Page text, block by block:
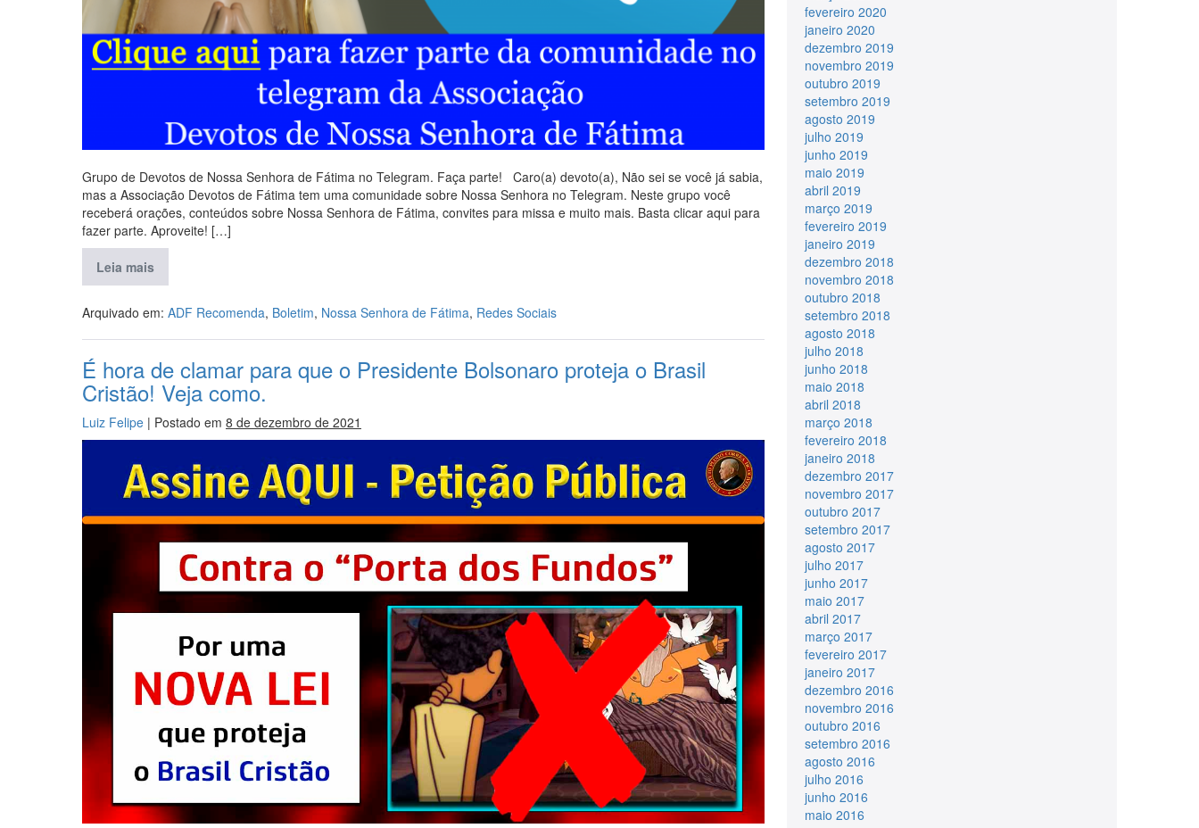
Grupo de Devotos de Nossa Senhora de Fátima no Telegram. Faça parte! Caro(a) devoto(a), Não sei se você já sabia,
mas a Associação Devotos de Fátima tem uma comunidade sobre Nossa Senhora no Telegram. Neste grupo você
receberá orações, conteúdos sobre Nossa Senhora de Fátima, convites para missa e muito mais. Basta clicar aqui para
fazer parte. Aproveite! […]
Leia mais
Arquivado em: ADF Recomenda, Boletim, Nossa Senhora de Fátima, Redes Sociais
É hora de clamar para que o Presidente Bolsonaro proteja o Brasil
Cristão! Veja como.
Luiz Felipe | Postado em 8 de dezembro de 2021
fevereiro 2020
janeiro 2020
dezembro 2019
novembro 2019
outubro 2019
setembro 2019
agosto 2019
julho 2019
junho 2019
maio 2019
abril 2019
março 2019
fevereiro 2019
janeiro 2019
dezembro 2018
novembro 2018
outubro 2018
setembro 2018
agosto 2018
julho 2018
junho 2018
maio 2018
abril 2018
março 2018
fevereiro 2018
janeiro 2018
dezembro 2017
novembro 2017
outubro 2017
setembro 2017
agosto 2017
julho 2017
junho 2017
maio 2017
abril 2017
março 2017
fevereiro 2017
janeiro 2017
dezembro 2016
novembro 2016
outubro 2016
setembro 2016
agosto 2016
julho 2016
junho 2016
maio 2016